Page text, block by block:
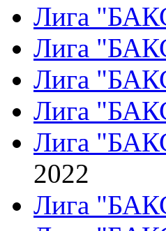
Лига
Лига
Лига
Лига
Лига
2022
Лига